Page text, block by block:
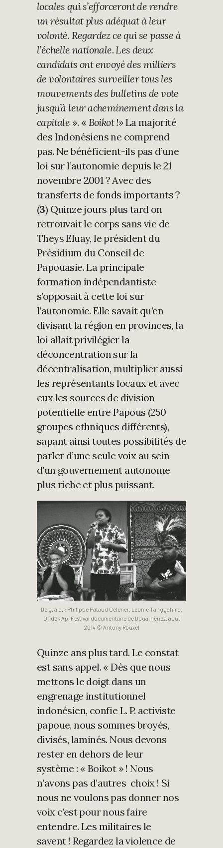
locales qui s’efforceront de rendre
un résultat plus adéquat à leur
volonté. Regardez ce qui se passe à
l’échelle nationale. Les deux
candidats ont envoyé des milliers
de volontaires surveiller tous les
mouvements des bulletins de vote
jusqu’à leur acheminement dans la
capitale ». « Boikot !»La majorité
des Indonésiens ne comprend
pas. Ne bénéficient-ils pas d’une
loi sur l’autonomie depuis le 21
novembre 2001 ? Avec des
transferts de fonds importants ?
(3) Quinze jours plus tard on
retrouvait le corps sans vie de
Theys Eluay, le président du
Présidium du Conseil de
Papouasie. La principale
formation indépendantiste
s’opposait à cette loi sur
l’autonomie. Elle savait qu’en
divisant la région en provinces, la
loi allait privilégier la
déconcentration sur la
décentralisation, multiplier aussi
les représentants locaux et avec
eux les sources de division
potentielle entre Papous (250
groupes ethniques différents),
sapant ainsi toutes possibilités de
parler d’une seule voix au sein
d’un gouvernement autonome
plus riche et plus puissant.
De g. à d. : Philippe Pataud Célérier, Léonie Tanggahma,
Oridek Ap, Festival documentaire de Douarnenez, août
2014 © Antony Rouxel
Quinze ans plus tard. Le constat
est sans appel. « Dès que nous
mettons le doigt dans un
engrenage institutionnel
indonésien, confie L. P. activiste
papoue, nous sommes broyés,
divisés, laminés. Nous devons
rester en dehors de leur
système : « Boikot » ! Nous
n’avons pas d’autres choix ! Si
nous ne voulons pas donner nos
voix c’est pour nous faire
entendre. Les militaires le
savent ! Regardez la violence de